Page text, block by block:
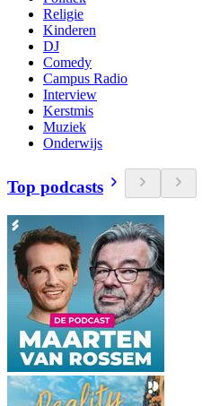
Religie
Kinderen
DJ
Comedy
Campus Radio
Interview
Kerstmis
Muziek
Onderwijs
Top podcasts